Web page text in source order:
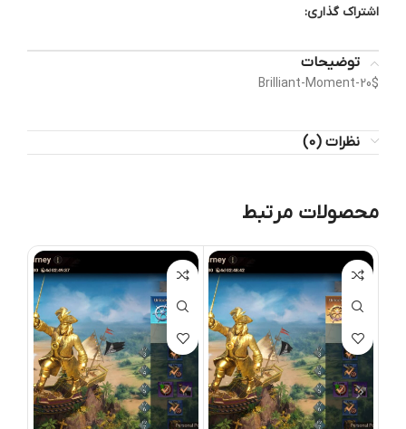
اشتراک گذاری:
توضیحات
Brilliant-Moment-20$
نظرات (0)
محصولات مرتبط